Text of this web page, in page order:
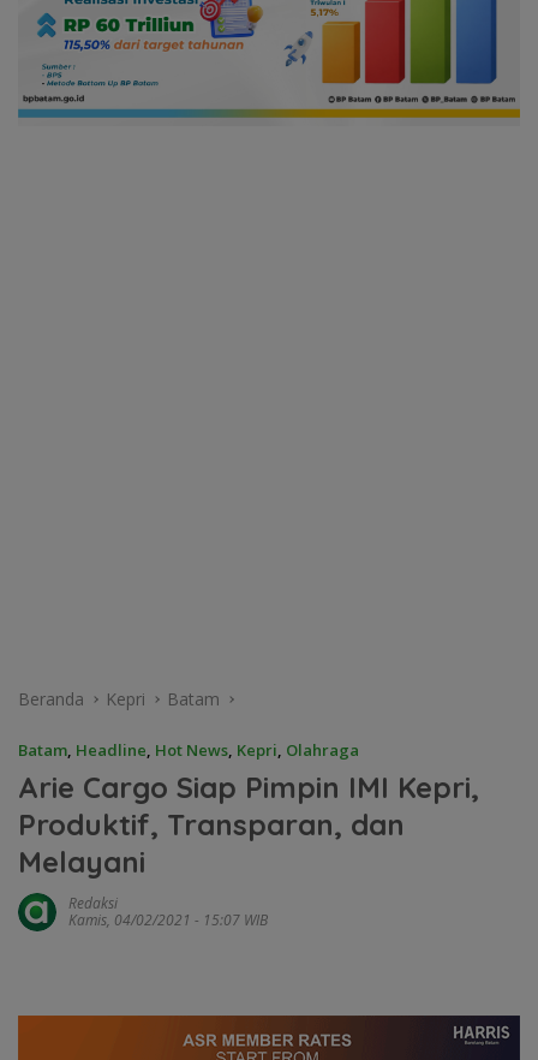
Beranda Kepri Batam
Batam, Headline, Hot News, Kepri, Olahraga
Arie Cargo Siap Pimpin IMI Kepri,
Produktif, Transparan, dan
Melayani
Redaksi
Kamis, 04/02/2021 - 15:07 WIB